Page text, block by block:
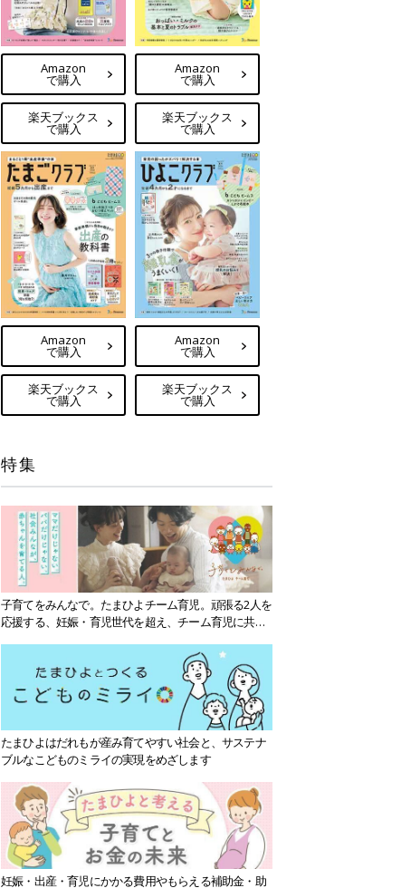
Amazon
で購入
楽天ブックス
で購入
Amazon
で購入
楽天ブックス
で購入
Amazon
で購入
楽天ブックス
で購入
Amazon
で購入
楽天ブックス
で購入
特集
子育てをみんなで。たまひよチーム育児。頑張る2人を
応援する、妊娠・育児世代を超え、チーム育児に共感
たまひよはだれもが産み育てやすい社会と、サステナ
ブルなこどものミライの実現をめざします
妊娠・出産・育児にかかる費用やもらえる補助金・助